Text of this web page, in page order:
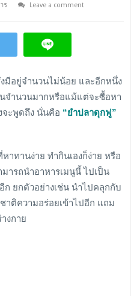
ร
Leave a comment
มีอยู่จำนวนไม่น้อย และอีกหนึ่ง
จำนวนมากหรือแม้แต่จะซื้อหา
จะพูดถึง นั่นคือ “ยำปลาดุกฟู”
หาทานง่าย ทำกินเองก็ง่าย หรือ
ารถนำอาหารเมนูนี้ ไปเป็น
ก ยกตัวอย่างเช่น นำไปคลุกกับ
าติความอร่อยเข้าไปอีก แถม
งกาย